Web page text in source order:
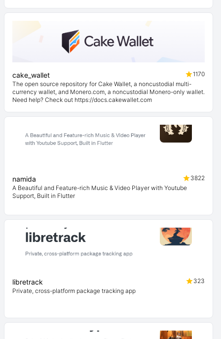
cake_wallet
1170
The open source repository for Cake Wallet, a noncustodial multi-
currency wallet, and Monero.com, a noncustodial Monero-only wallet.
Need help? Check out https://docs.cakewallet.com
namida
3822
A Beautiful and Feature-rich Music & Video Player with Youtube
Support, Built in Flutter
libretrack
323
Private, cross-platform package tracking app